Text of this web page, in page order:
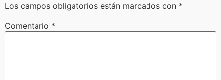
Los campos obligatorios están marcados con *
Comentario *